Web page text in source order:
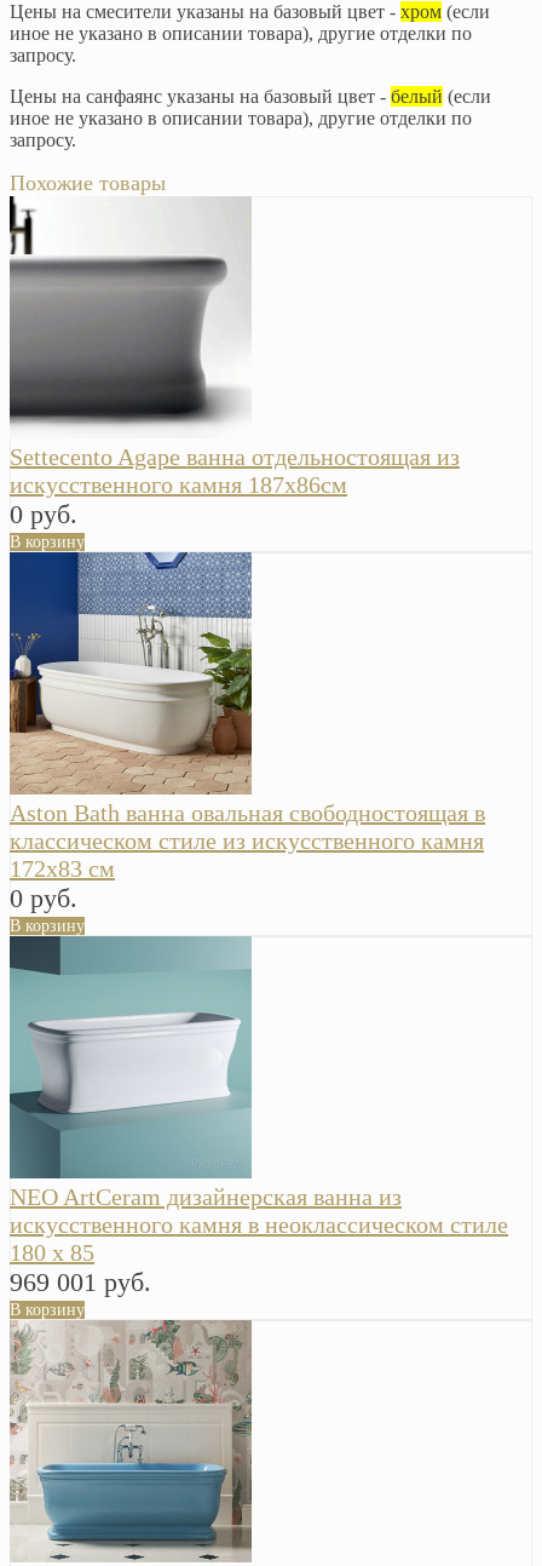
Цены на смесители указаны на базовый цвет - хром (если
иное не указано в описании товара), другие отделки по
запросу.
Цены на санфаянс указаны на базовый цвет - белый (если
иное не указано в описании товара), другие отделки по
запросу.
Похожие товары
Settecento Agape ванна отдельностоящая из
искусственного камня 187х86см
0 руб.
В корзину
Aston Bath ванна овальная свободностоящая в
классическом стиле из искусственного камня
172х83 см
0 руб.
В корзину
NEO ArtCeram дизайнерская ванна из
искусственного камня в неоклассическом стиле
180 х 85
969 001 руб.
В корзину